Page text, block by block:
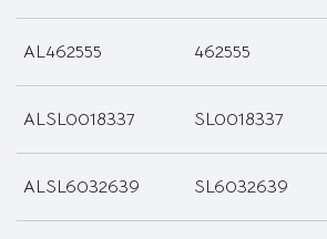
AL462555 462555
ALSL0018337 SL0018337
ALSL6032639 SL6032639